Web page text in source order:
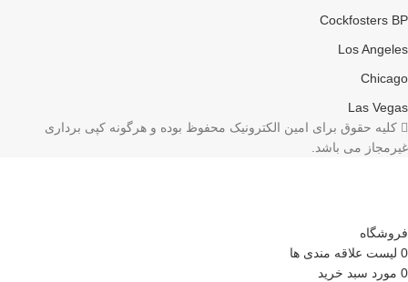
Cockfosters BP
Los Angeles
Chicago
Las Vegas
کلیه حقوق برای امین الکترونیک محفوظ بوده و هرگونه کپی برداری
غیرمجاز می باشد.
فروشگاه
0 لیست علاقه مندی ها
0 مورد سبد خرید